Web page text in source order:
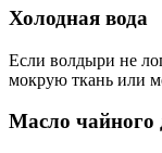
Холодная вода
Если волдыри не
мокрую ткань или
Масло чайного